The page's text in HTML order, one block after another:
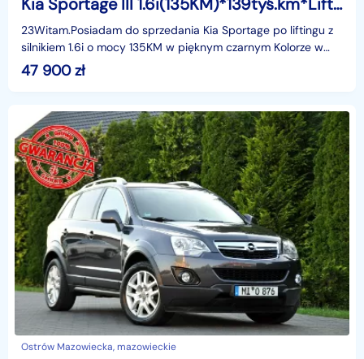
23Witam.Posiadam do sprzedania Kia Sportage po liftingu z
silnikiem 1.6i o mocy 135KM w pięknym czarnym Kolorze w
najbogatszej wersji wyposażenia i z rewelacyjn
47 900zł
Ostrów Mazowiecka, mazowieckie